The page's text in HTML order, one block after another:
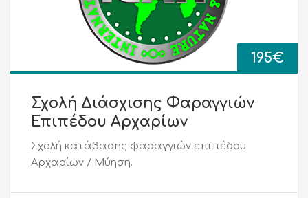
195€
Σχολή Διάσχισης Φαραγγιών
Επιπέδου Αρχαρίων
Σχολή κατάβασης φαραγγιών επιπέδου
Αρχαρίων / Μύηση.